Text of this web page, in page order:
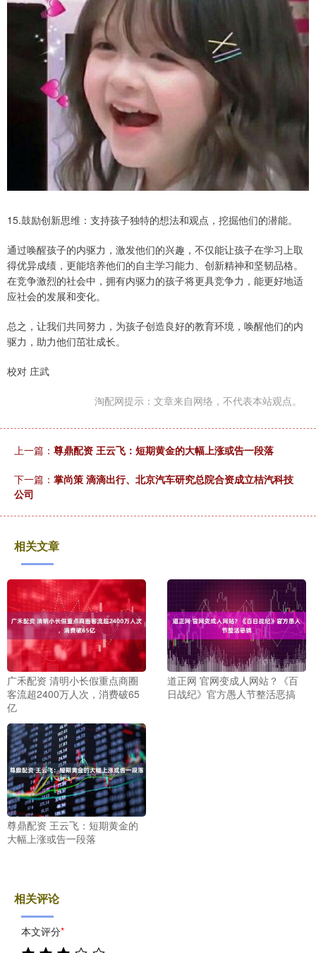
15.鼓励创新思维：支持孩子独特的想法和观点，挖掘他们的潜能。
通过唤醒孩子的内驱力，激发他们的兴趣，不仅能让孩子在学习上取
得优异成绩，更能培养他们的自主学习能力、创新精神和坚韧品格。
在竞争激烈的社会中，拥有内驱力的孩子将更具竞争力，能更好地适
应社会的发展和变化。
总之，让我们共同努力，为孩子创造良好的教育环境，唤醒他们的内
驱力，助力他们茁壮成长。
校对 庄武
淘配网提示：文章来自网络，不代表本站观点。
上一篇： 尊鼎配资 王云飞：短期黄金的大幅上涨或告一段落
下一篇： 掌尚策 滴滴出行、北京汽车研究总院合资成立桔汽科技
公司
相关文章
广禾配资 清明小长假重点商圈
客流超2400万人次，消费破65
亿
道正网 官网变成人网站？《百
日战纪》官方愚人节整活恶搞
尊鼎配资 王云飞：短期黄金的
大幅上涨或告一段落
相关评论
本文评分*